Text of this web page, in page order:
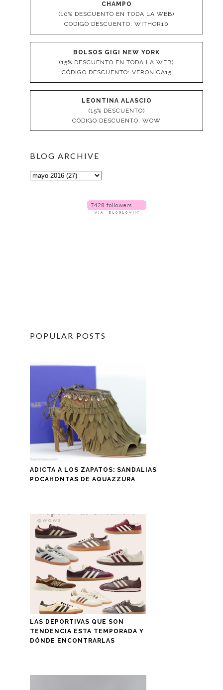
CHAMPO
(10% DESCUENTO EN TODA LA WEB)
CÓDIGO DESCUENTO: WITHOR10
BOLSOS GIGI NEW YORK
(15% DESCUENTO EN TODA LA WEB)
CÓDIGO DESCUENTO: VERONICA15
LEONTINA ALASCIO
(15% DESCUENTO)
CÓDIGO DESCUENTO: WOW
BLOG ARCHIVE
POPULAR POSTS
ADICTA A LOS ZAPATOS: SANDALIAS
POCAHONTAS DE AQUAZZURA
LAS DEPORTIVAS QUE SON
TENDENCIA ESTA TEMPORADA Y
DÓNDE ENCONTRARLAS